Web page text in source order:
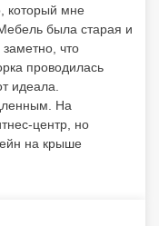
который мне
была старая и
что
проводилась
идеала.
На
центр, но
на крыше